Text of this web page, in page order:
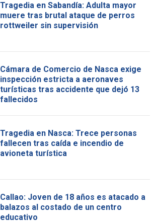
Tragedia en Sabandía: Adulta mayor
muere tras brutal ataque de perros
rottweiler sin supervisión
Cámara de Comercio de Nasca exige
inspección estricta a aeronaves
turísticas tras accidente que dejó 13
fallecidos
Tragedia en Nasca: Trece personas
fallecen tras caída e incendio de
avioneta turística
Callao: Joven de 18 años es atacado a
balazos al costado de un centro
educativo